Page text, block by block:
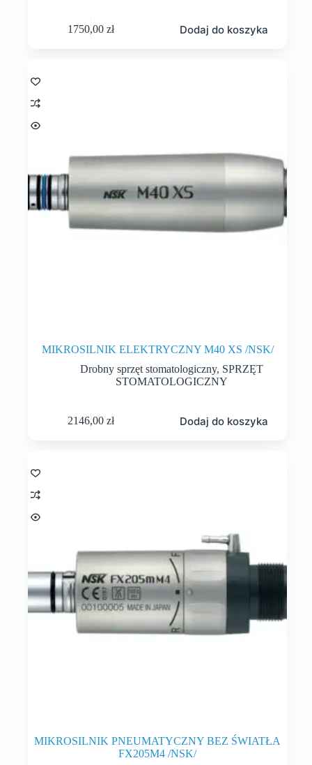
1750,00zł Dodaj do koszyka
MIKROSILNIK ELEKTRYCZNY M40 XS /NSK/
Drobny sprzęt stomatologiczny, SPRZĘT
STOMATOLOGICZNY
2146,00zł Dodaj do koszyka
MIKROSILNIK PNEUMATYCZNY BEZ ŚWIATŁA
FX205M4 /NSK/